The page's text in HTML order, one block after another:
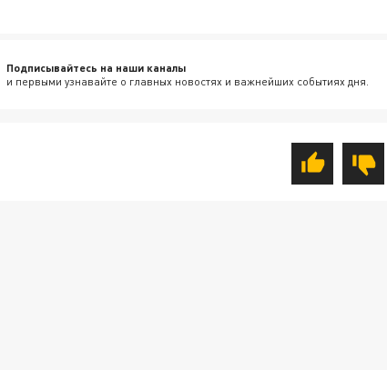
Подписывайтесь на наши каналы
и первыми узнавайте о главных новостях и важнейших событиях дня.